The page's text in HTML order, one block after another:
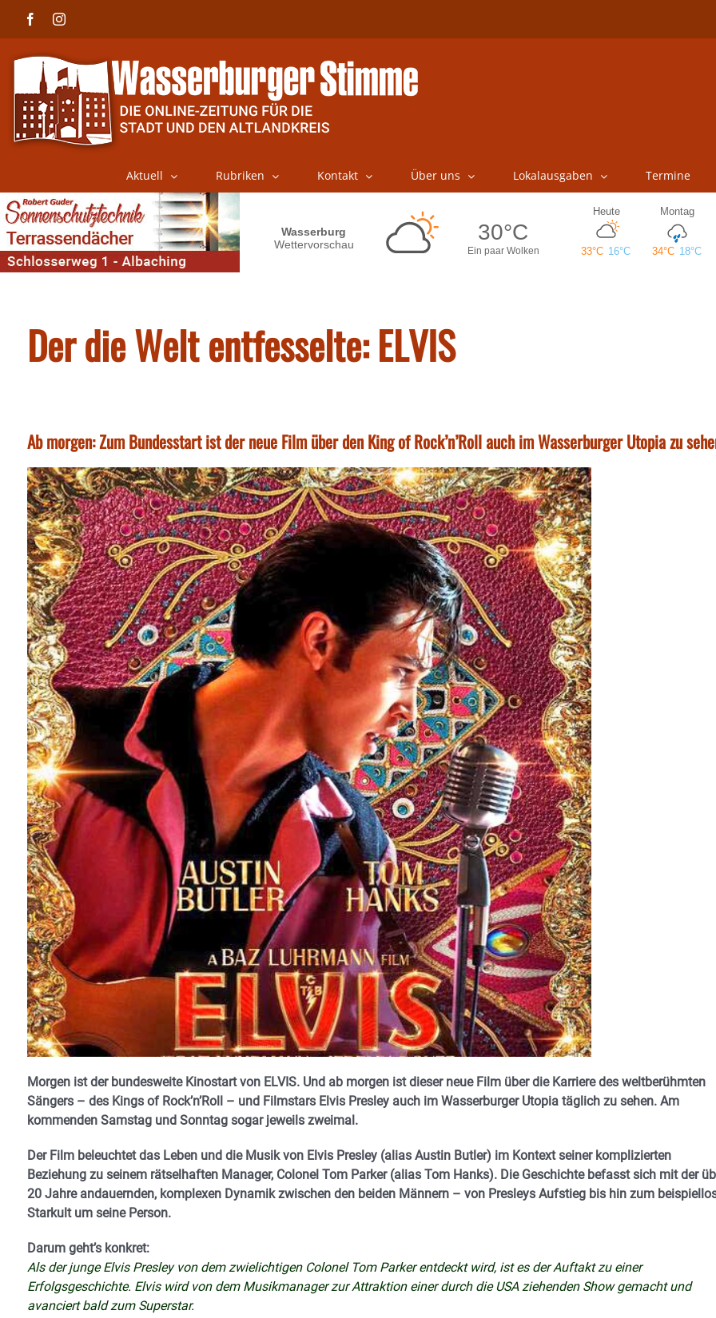
FacebookInstagram
Aktuell Rubriken Kontakt Über uns Lokalausgaben Termine
Der die Welt entfesselte: ELVIS
Ab morgen: Zum Bundesstart ist der neue Film über den King of Rock’n’Roll auch im Wasserburger Utopia zu
Morgen ist der bundesweite Kinostart von ELVIS. Und ab morgen ist dieser neue Film über die Karriere des weltberühmten
Sängers – des Kings of Rock’n’Roll – und Filmstars Elvis Presley auch im Wasserburger Utopia täglich zu sehen. Am
kommenden Samstag und Sonntag sogar jeweils zweimal.
Der Film beleuchtet das Leben und die Musik von Elvis Presley (alias Austin Butler) im Kontext seiner komplizierten
Beziehung zu seinem rätselhaften Manager, Colonel Tom Parker (alias Tom Hanks). Die Geschichte befasst sich mit der
20 Jahre andauernden, komplexen Dynamik zwischen den beiden Männern – von Presleys Aufstieg bis hin zum
Starkult um seine Person.
Darum geht’s konkret:
Als der junge Elvis Presley von dem zwielichtigen Colonel Tom Parker entdeckt wird, ist es der Auftakt zu einer
Erfolgsgeschichte. Elvis wird von dem Musikmanager zur Attraktion einer durch die USA ziehenden Show gemacht und
avanciert bald zum Superstar.